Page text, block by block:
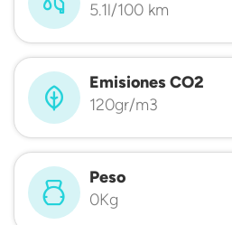
5.1l/100 km
Emisiones CO2
120gr/m3
Peso
0Kg